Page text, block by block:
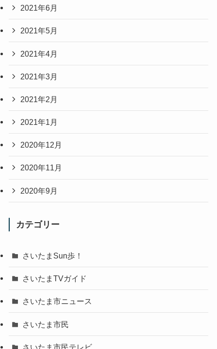
2021年6月
2021年5月
2021年4月
2021年3月
2021年2月
2021年1月
2020年12月
2020年11月
2020年9月
カテゴリー
さいたまSun歩！
さいたまTVガイド
さいたま市ニュース
さいたま市民
さいたま市民テレビ